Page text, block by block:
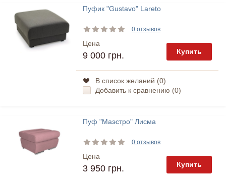
Пуфик "Gustavo" Lareto
0 отзывов
Цена
9 000 грн. Купить
В список желаний (0)
Добавить к сравнению (0)
Пуф "Маэстро" Лисма
0 отзывов
Цена
3 950 грн. Купить